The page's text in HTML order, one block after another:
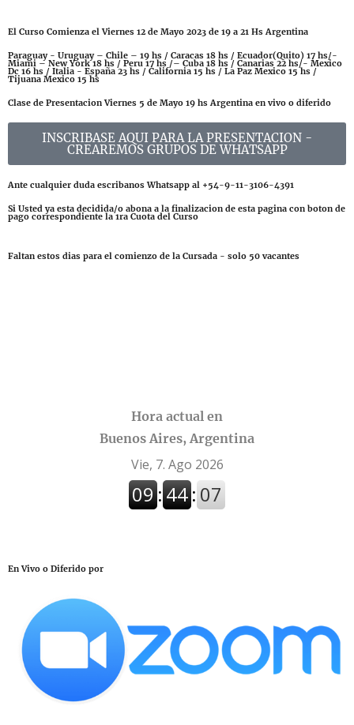
El Curso Comienza el Viernes 12 de Mayo 2023 de 19 a 21 Hs Argentina
Paraguay - Uruguay – Chile – 19 hs / Caracas 18 hs / Ecuador(Quito) 17 hs/-
Miami – New York 18 hs / Peru 17 hs /– Cuba 18 hs / Canarias 22 hs/- Mexico
Dc 16 hs / Italia - España 23 hs / California 15 hs / La Paz Mexico 15 hs /
Tijuana Mexico 15 hs
Clase de Presentacion Viernes 5 de Mayo 19 hs Argentina en vivo o diferido
INSCRIBASE AQUI PARA LA PRESENTACION -
CREAREMOS GRUPOS DE WHATSAPP
Ante cualquier duda escribanos Whatsapp al +54-9-11-3106-4391
Si Usted ya esta decidida/o abona a la finalizacion de esta pagina con boton de
pago correspondiente la 1ra Cuota del Curso
Faltan estos dias para el comienzo de la Cursada - solo 50 vacantes
Hora actual en
Buenos Aires, Argentina
En Vivo o Diferido por